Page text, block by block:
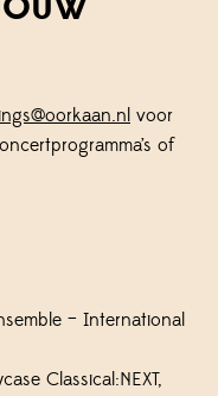
voor
of
– International
Classical:NEXT,